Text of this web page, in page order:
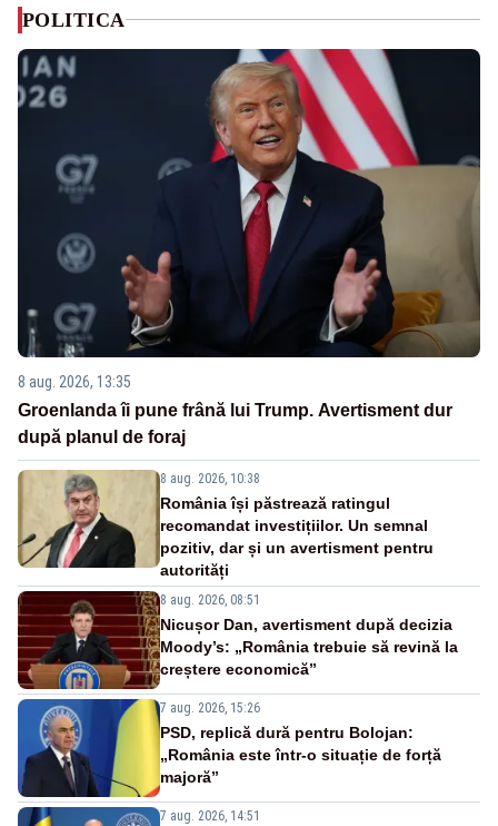
POLITICA
8 aug. 2026, 13:35
Groenlanda îi pune frână lui Trump. Avertisment dur
după planul de foraj
8 aug. 2026, 10:38
România își păstrează ratingul
recomandat investițiilor. Un semnal
pozitiv, dar și un avertisment pentru
autorități
8 aug. 2026, 08:51
Nicușor Dan, avertisment după decizia
Moody’s: „România trebuie să revină la
creștere economică”
7 aug. 2026, 15:26
PSD, replică dură pentru Bolojan:
„România este într-o situație de forță
majoră”
7 aug. 2026, 14:51